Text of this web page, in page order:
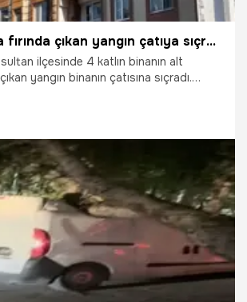
Eyüpsultan'da fırında çıkan yangın çatıya sıçradı!
ilçesinde 4 katlın binanın alt
yangın binanın çatısına sıçradı.